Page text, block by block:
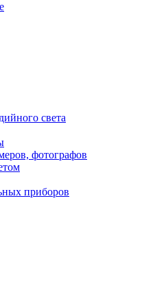
света
фотографов
приборов